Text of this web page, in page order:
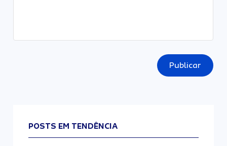
Publicar
POSTS EM TENDÊNCIA